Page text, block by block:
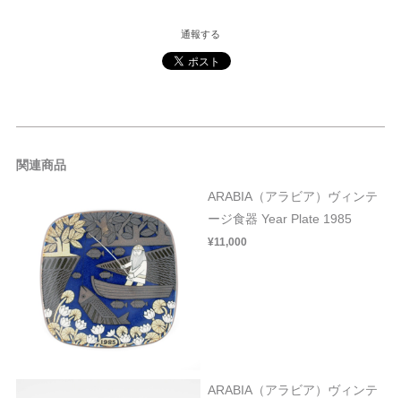
通報する
関連商品
ARABIA（アラビア）ヴィンテ
ージ食器 Year Plate 1985
¥11,000
ARABIA（アラビア）ヴィンテ